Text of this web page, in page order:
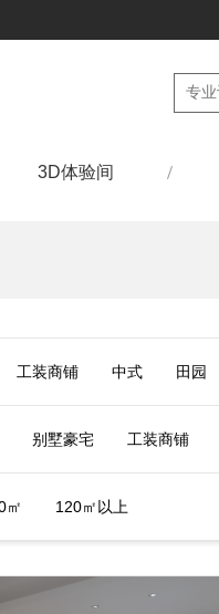
3D体验间
工装商铺 中式 田园
别墅豪宅 工装商铺
㎡ 120㎡以上